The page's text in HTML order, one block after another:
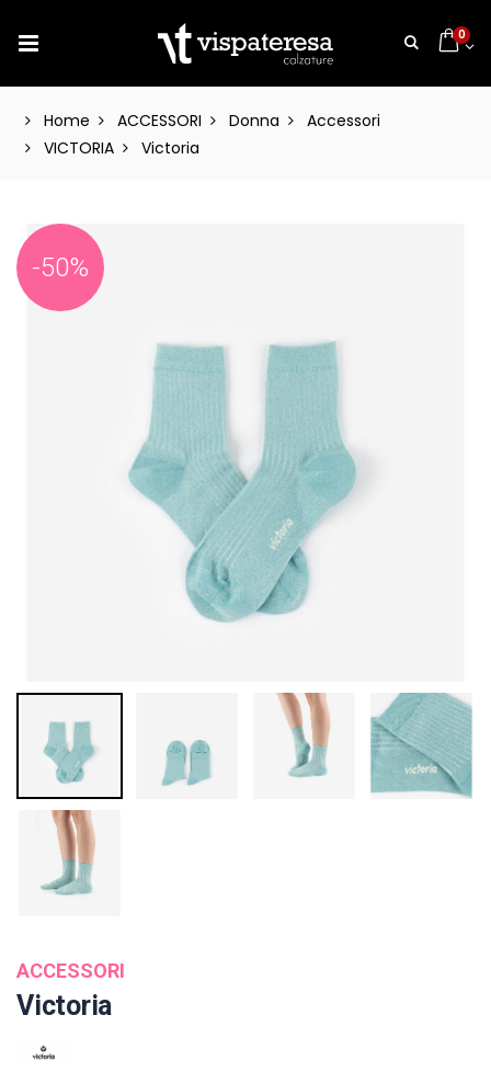
0
Home ACCESSORI Donna
Accessori
VICTORIA
Victoria
-50%
ACCESSORI
Victoria